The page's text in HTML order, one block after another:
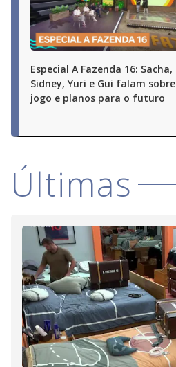
Especial A Fazenda 16: Sacha,
Sidney, Yuri e Gui falam sobre
jogo e planos para o futuro
Últimas